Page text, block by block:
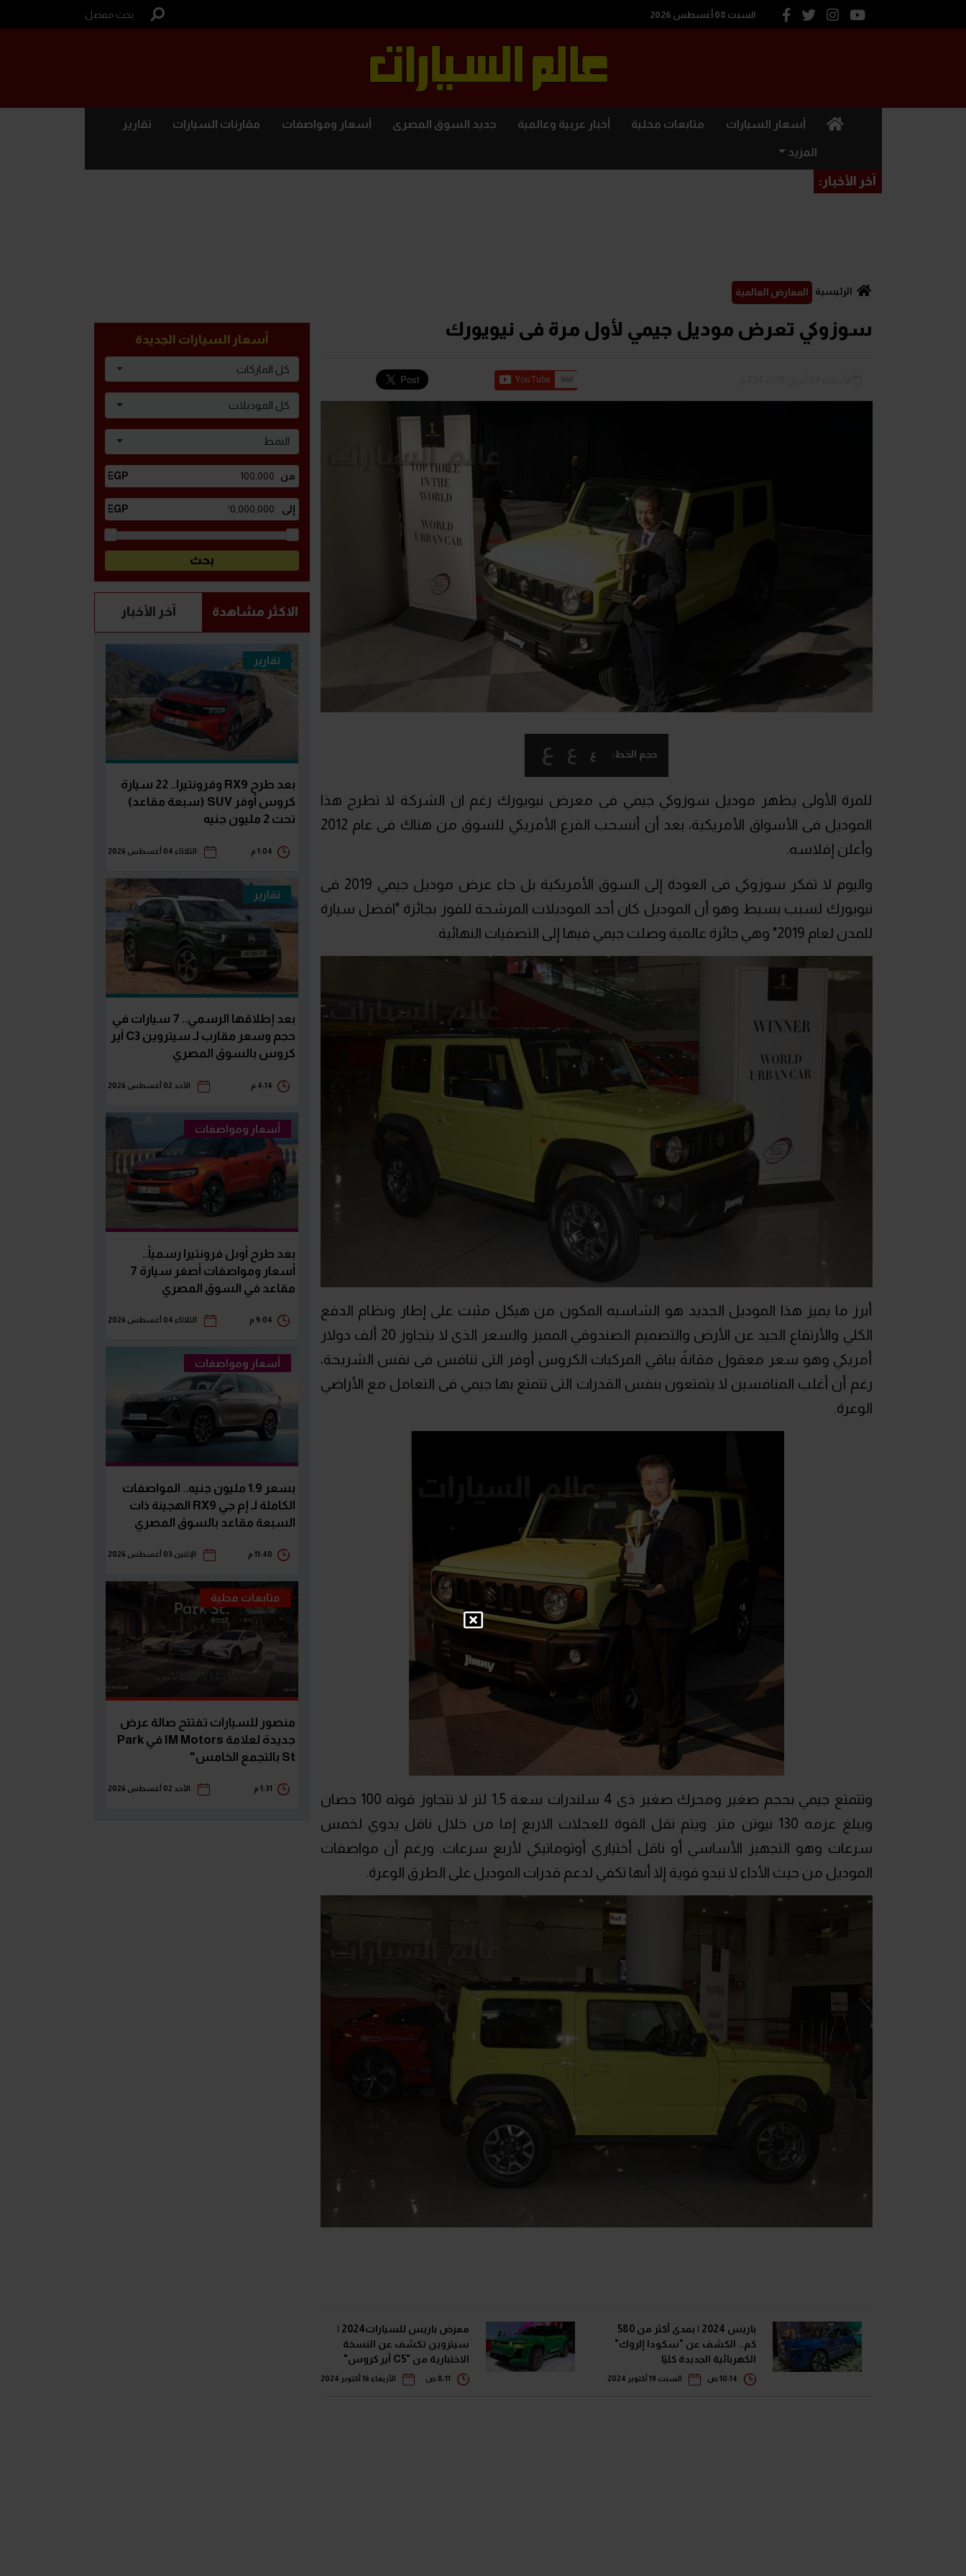
السبت 08 أغسطس 2026 بحث مفصل
(current) أسعار السيارات متابعات محلية أخبار عربية وعالمية جديد السوق المصرى أسعار ومواصفات مقارنات السيارات تقارير
المزيد
آخر الأخبار:
الرئيسية المعارض العالمية
سوزوكي تعرض موديل جيمي لأول مرة فى نيويورك
حجم الخط: ع ع ع
للمرة الأولى يظهر موديل سوزوكي جيمي فى معرض نيويورك رغم ان الشركة لا تطرح هذا
الموديل فى الأسواق الأمريكية، بعد أن أنسحب الفرع الأمريكي للسوق من هناك فى عام 2012
وأعلن إفلاسه.
واليوم لا تفكر سوزوكي فى العودة إلى السوق الأمريكية بل جاء عرض موديل جيمي 2019 فى
نيويورك لسبب بسيط وهو أن الموديل كان أحد الموديلات المرشحة للفوز بجائزة "افضل سيارة
للمدن لعام 2019" وهي جائزة عالمية وصلت جيمي فيها إلى التصفيات النهائية.
أبرز ما يميز هذا الموديل الجديد هو الشاسيه المكون من هيكل مثبت على إطار ونظام الدفع
الكلي والأرتفاع الجيد عن الأرض والتصميم الصندوقي المميز والسعر الذى لا يتجاوز 20 ألف دولار
أمريكي وهو سعر معقول مقانةً بباقي المركبات الكروس أوفر التى تنافس فى نفس الشريحة،
رغم أن أغلب المنافسين لا يتمتعون بنفس القدرات التى تتمتع بها جيمي فى التعامل مع الأراضي
الوعرة.
وتتمتع جيمي بحجم صغير ومحرك صغير ذى 4 سلندرات سعة 1,5 لتر لا تتجاوز قوته 100 حصان
ويبلغ عزمه 130 نيوتن متر. ويتم نقل القوة للعجلات الاربع إما من خلال ناقل يدوي لخمس
سرعات وهو التجهيز الأساسي أو ناقل أختياري أوتوماتيكي لأربع سرعات. ورغم أن مواصفات
الموديل من حيث الأداء لا تبدو قوية إلا أنها تكفي لدعم قدرات الموديل على الطرق الوعرة.
باريس 2024 | بمدى أكثر من 580
كم.. الكشف عن "سكودا إلروك"
الكهربائية الجديدة كليًا
السبت 19 أكتوبر 2024
معرض باريس للسيارات2024 |
سيتروين تكشف عن النسخة
الاختبارية من "C5 آير كروس"
الجيل الجديد
الأربعاء 16 أكتوبر 2024
أسعار السيارات الجديدة
كل الماركات
كل الموديلات
النمط
الاكثر مشاهدة آخر الأخبار
تقارير
بعد طرح RX9 وفرونتيرا.. 22 سيارة
كروس أوفر SUV (سبعة مقاعد)
تحت 2 مليون جنيه
1:04 م الثلاثاء 04 أغسطس 2026
تقارير
بعد إطلاقها الرسمي.. 7 سيارات في
حجم وسعر مقارب لـ سيتروين C3 آير
كروس بالسوق المصري
4:14 م الأحد 02 أغسطس 2026
أسعار ومواصفات
بعد طرح أوبل فرونتيرا رسمياً..
أسعار ومواصفات أصغر سيارة 7
مقاعد في السوق المصري
9:04 م الثلاثاء 04 أغسطس 2026
أسعار ومواصفات
بسعر 1.9 مليون جنيه.. المواصفات
الكاملة لـ إم جي RX9 الهجينة ذات
السبعة مقاعد بالسوق المصري
11:40 م الإثنين 03 أغسطس 2026
متابعات محلية
منصور للسيارات تفتتح صالة عرض
جديدة لعلامة IM Motors في Park
St بالتجمع الخامس"
1:31 م الأحد 02 أغسطس 2026